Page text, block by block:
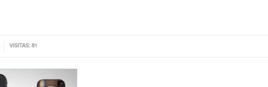
VISITAS: 81